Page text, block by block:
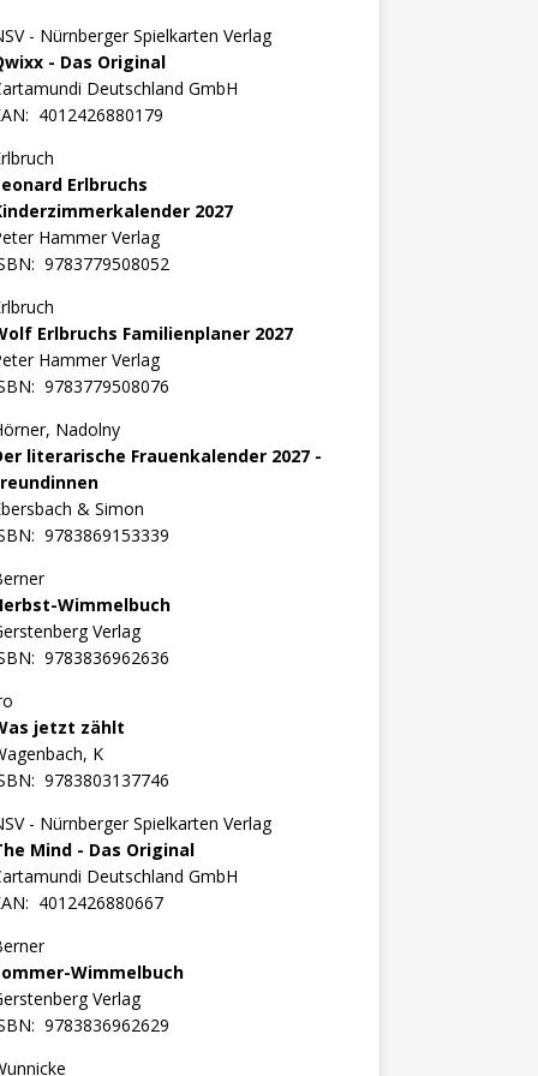
- Nürnberger Spielkarten Verlag
- Das Original
Deutschland GmbH
4012426880179
Erlbruchs
2027
Hammer Verlag
9783779508052
Erlbruchs Familienplaner 2027
Hammer Verlag
9783779508076
Nadolny
literarische Frauenkalender 2027 -
& Simon
9783869153339
Wimmelbuch
Verlag
9783836962636
jetzt zählt
K
9783803137746
- Nürnberger Spielkarten Verlag
Mind - Das Original
Deutschland GmbH
4012426880667
Wimmelbuch
Verlag
9783836962629